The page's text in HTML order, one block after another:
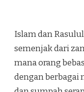
Islam dan
semenjak dari
mana orang
dengan berbagai